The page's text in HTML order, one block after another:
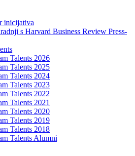
inicijativa
s Harvard Business Review Press-
Talents 2026
Talents 2025
Talents 2024
Talents 2023
Talents 2022
Talents 2021
Talents 2020
Talents 2019
Talents 2018
Talents Alumni